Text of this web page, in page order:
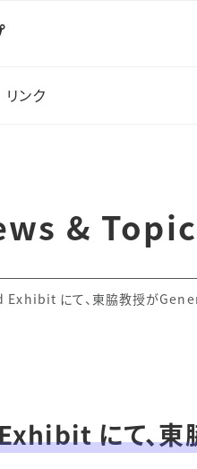
リンク
&
にて、東脇教授が
にて、